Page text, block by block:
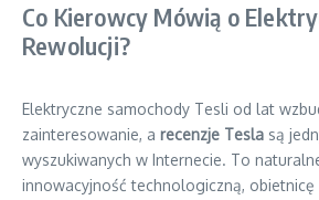
Co Kierowcy Mówią o
Rewolucji?
Elektryczne samochody Tesli od lat
zainteresowanie, a recenzje Tesla są
wyszukiwanych w Internecie. To
innowacyjność technologiczną,